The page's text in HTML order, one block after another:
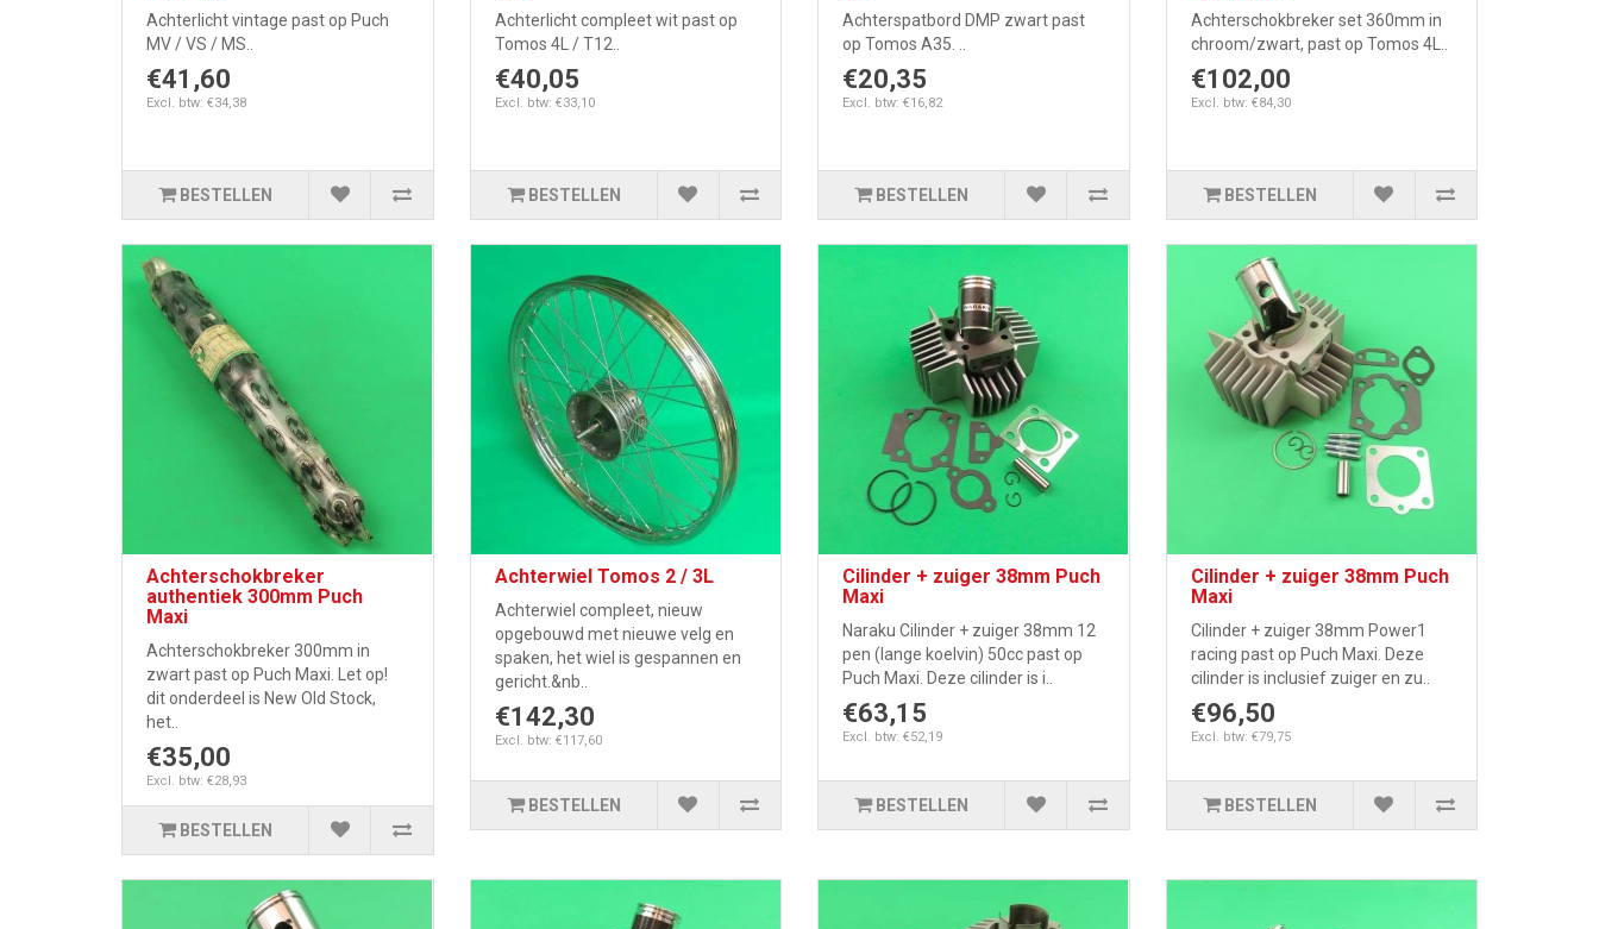
Achterlicht vintage past op Puch
MV / VS / MS..
€41,60
Excl. btw: €34,38
BESTELLEN
Achterlicht compleet wit past op
Tomos 4L / T12..
€40,05
Excl. btw: €33,10
BESTELLEN
Achterspatbord DMP zwart past
op Tomos A35. ..
€20,35
Excl. btw: €16,82
BESTELLEN
Achterschokbreker set 360mm in
chroom/zwart, past op Tomos 4L..
€102,00
Excl. btw: €84,30
BESTELLEN
Achterschokbreker
authentiek 300mm Puch
Maxi
Achterschokbreker 300mm in
zwart past op Puch Maxi. Let op!
dit onderdeel is New Old Stock,
het..
€35,00
Excl. btw: €28,93
BESTELLEN
Achterwiel Tomos 2 / 3L
Achterwiel compleet, nieuw
opgebouwd met nieuwe velg en
spaken, het wiel is gespannen en
gericht.&nb..
€142,30
Excl. btw: €117,60
BESTELLEN
Cilinder + zuiger 38mm Puch
Maxi
Naraku Cilinder + zuiger 38mm 12
pen (lange koelvin) 50cc past op
Puch Maxi. Deze cilinder is i..
€63,15
Excl. btw: €52,19
BESTELLEN
Cilinder + zuiger 38mm Puch
Maxi
Cilinder + zuiger 38mm Power1
racing past op Puch Maxi. Deze
cilinder is inclusief zuiger en zu..
€96,50
Excl. btw: €79,75
BESTELLEN